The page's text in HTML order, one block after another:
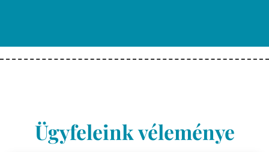
Ügyfeleink véleménye